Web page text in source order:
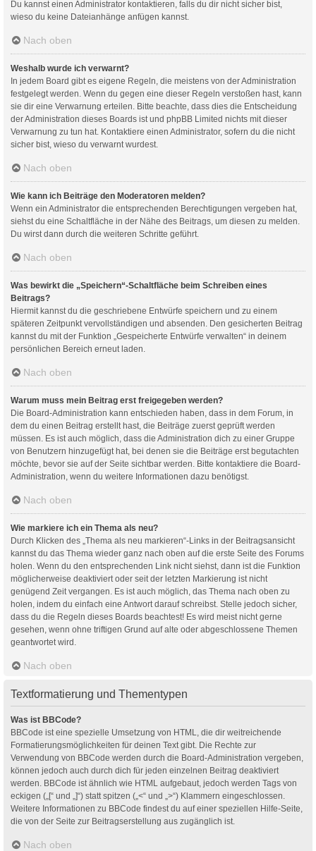
Du kannst einen Administrator kontaktieren, falls du dir nicht sicher bist,
wieso du keine Dateianhänge anfügen kannst.
Nach oben
Weshalb wurde ich verwarnt?
In jedem Board gibt es eigene Regeln, die meistens von der Administration
festgelegt werden. Wenn du gegen eine dieser Regeln verstoßen hast, kann
sie dir eine Verwarnung erteilen. Bitte beachte, dass dies die Entscheidung
der Administration dieses Boards ist und phpBB Limited nichts mit dieser
Verwarnung zu tun hat. Kontaktiere einen Administrator, sofern du die nicht
sicher bist, wieso du verwarnt wurdest.
Nach oben
Wie kann ich Beiträge den Moderatoren melden?
Wenn ein Administrator die entsprechenden Berechtigungen vergeben hat,
siehst du eine Schaltfläche in der Nähe des Beitrags, um diesen zu melden.
Du wirst dann durch die weiteren Schritte geführt.
Nach oben
Was bewirkt die „Speichern“-Schaltfläche beim Schreiben eines
Beitrags?
Hiermit kannst du die geschriebene Entwürfe speichern und zu einem
späteren Zeitpunkt vervollständigen und absenden. Den gesicherten Beitrag
kannst du mit der Funktion „Gespeicherte Entwürfe verwalten“ in deinem
persönlichen Bereich erneut laden.
Nach oben
Warum muss mein Beitrag erst freigegeben werden?
Die Board-Administration kann entschieden haben, dass in dem Forum, in
dem du einen Beitrag erstellt hast, die Beiträge zuerst geprüft werden
müssen. Es ist auch möglich, dass die Administration dich zu einer Gruppe
von Benutzern hinzugefügt hat, bei denen sie die Beiträge erst begutachten
möchte, bevor sie auf der Seite sichtbar werden. Bitte kontaktiere die Board-
Administration, wenn du weitere Informationen dazu benötigst.
Nach oben
Wie markiere ich ein Thema als neu?
Durch Klicken des „Thema als neu markieren“-Links in der Beitragsansicht
kannst du das Thema wieder ganz nach oben auf die erste Seite des Forums
holen. Wenn du den entsprechenden Link nicht siehst, dann ist die Funktion
möglicherweise deaktiviert oder seit der letzten Markierung ist nicht
genügend Zeit vergangen. Es ist auch möglich, das Thema nach oben zu
holen, indem du einfach eine Antwort darauf schreibst. Stelle jedoch sicher,
dass du die Regeln dieses Boards beachtest! Es wird meist nicht gerne
gesehen, wenn ohne triftigen Grund auf alte oder abgeschlossene Themen
geantwortet wird.
Nach oben
Textformatierung und Thementypen
Was ist BBCode?
BBCode ist eine spezielle Umsetzung von HTML, die dir weitreichende
Formatierungsmöglichkeiten für deinen Text gibt. Die Rechte zur
Verwendung von BBCode werden durch die Board-Administration vergeben,
können jedoch auch durch dich für jeden einzelnen Beitrag deaktiviert
werden. BBCode ist ähnlich wie HTML aufgebaut, jedoch werden Tags von
eckigen („[“ und „]“) statt spitzen („<“ und „>“) Klammern eingeschlossen.
Weitere Informationen zu BBCode findest du auf einer speziellen Hilfe-Seite,
die von der Seite zur Beitragserstellung aus zugänglich ist.
Nach oben